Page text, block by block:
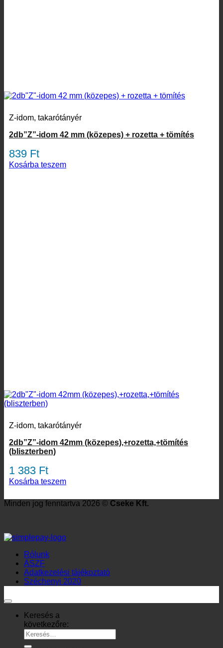
Z-idom, takarótányér
2db”Z”-idom 42 mm (közepes) + rozetta + tömítés
839 Ft
Kosárba teszem
Z-idom, takarótányér
2db”Z”-idom 42mm (közepes),+rozetta,+tömítés
(bliszterben)
1 383 Ft
Kosárba teszem
Minden jog fenntartva 2026 © Cseke Kft.
Rólunk
ÁSZF
Adatkezelési tájékoztató
Széchenyi 2020
Keresés a
következőre: